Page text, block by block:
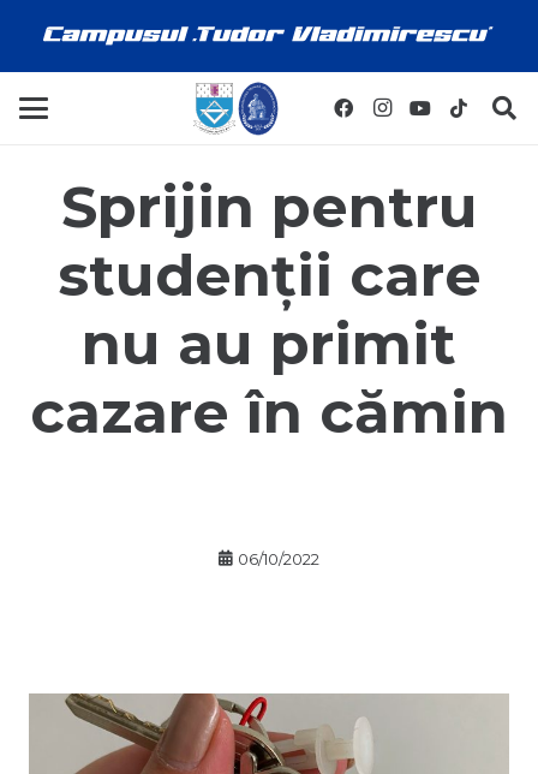
Sprijin pentru
studenţii care
nu au primit
cazare în cămin
06/10/2022